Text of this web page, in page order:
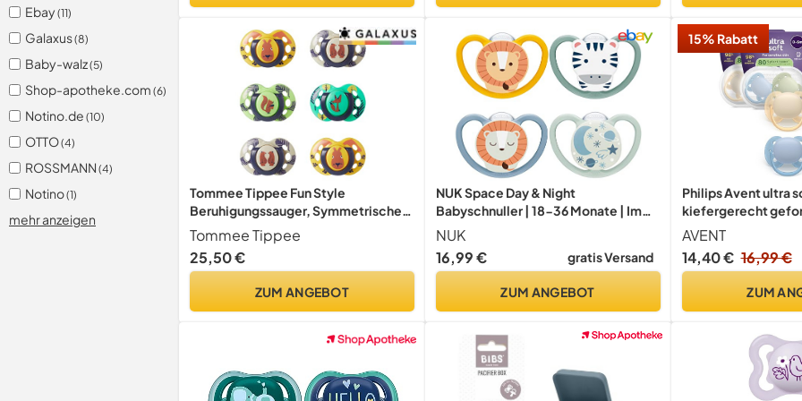
Ebay(11)
Galaxus(8)
Baby-walz(5)
Shop-apotheke.com (6)
Notino.de (10)
OTTO(4)
ROSSMANN (4)
Notino(1)
mehr anzeigen
Tommee Tippee Fun Style
Beruhigungssauger, Symmetrische
Kiefergerechte Form, BPA-freies
Silikon, 18-36M, 6er-Set, Gelb
Tommee Tippee
25,50 €
ZUM ANGEBOT
NUK Space Day & Night
Babyschnuller | 18-36 Monate | Im
Dunkeln leuchtende Schnuller mit
zusätzlichen Öffnungen für sensible
Haut | BPA-freies Silikon | Zebra &
NUK
16,99 €
gratis Versand
ZUM ANGEBOT
15% Rabatt
Philips Avent ultra
kiefergerecht
Babys von 0–6
Saugerschild,
Silikonsauger,
AVENT
14,40 € 16,99 €
ZUM